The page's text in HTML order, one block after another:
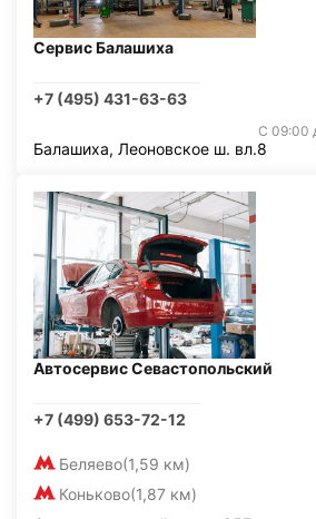
Сервис Балашиха
+7 (495) 431-63-63
С 09:00
Балашиха, Леоновское ш. вл.8
Автосервис Севастопольский
+7 (499) 653-72-12
Беляево(1,59 км)
Коньково(1,87 км)